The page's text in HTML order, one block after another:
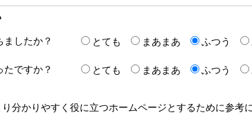
ましたか？ とても まあまあ ふつう
たですか？
とても まあまあ ふつう
分かりやすく役に立つホームページとするために参考